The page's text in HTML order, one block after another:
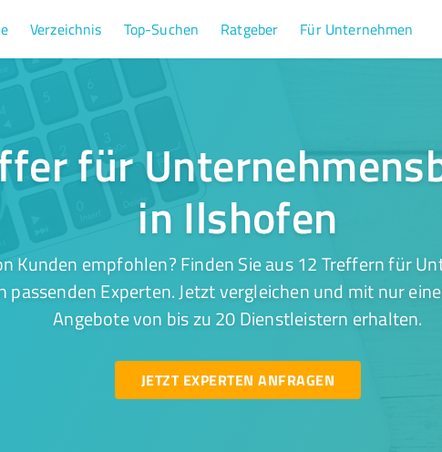
Verzeichnis Top-Suchen Ratgeber Für Unternehmen
für
in Ilshofen
Kunden empfohlen? Finden Sie aus 12 Treffern für
passenden Experten. Jetzt vergleichen und mit nur
Angebote von bis zu 20 Dienstleistern erhalten.
JETZT EXPERTEN ANFRAGEN